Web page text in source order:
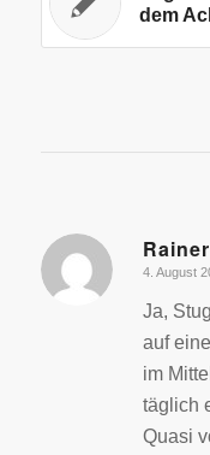
dem
Rainer
sagte:
4. August
Ja,
auf
im
täglich
Quasi